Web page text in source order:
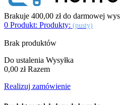
Brakuje 400,00 złdo darmowej
0 Produkt: Produkty: (pusty)
Brak produktów
Do ustalenia Wysyłka
0,00 zł Razem
Realizuj zamówienie